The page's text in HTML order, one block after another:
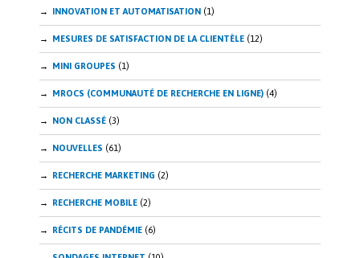
INNOVATION ET AUTOMATISATION (1)
MESURES DE SATISFACTION DE LA CLIENTÈLE (12)
MINI GROUPES (1)
MROCS (COMMUNAUTÉ DE RECHERCHE EN LIGNE) (4)
NON CLASSÉ (3)
NOUVELLES (61)
RECHERCHE MARKETING (2)
RECHERCHE MOBILE (2)
RÉCITS DE PANDÉMIE (6)